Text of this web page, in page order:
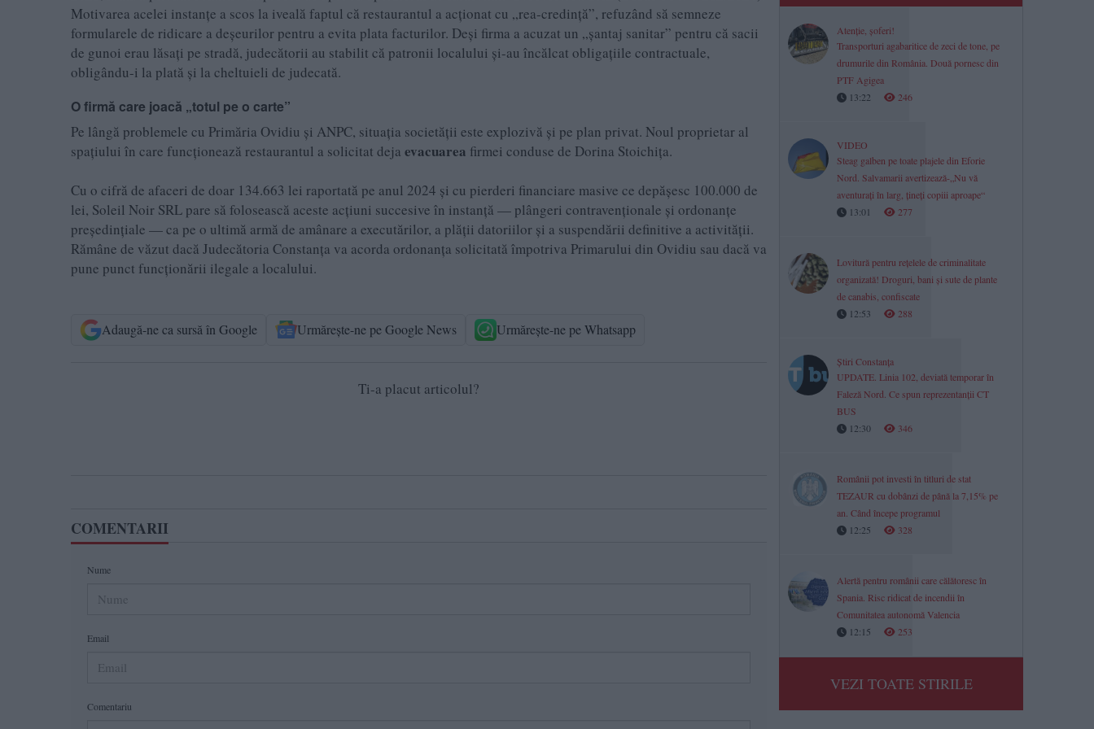
Motivarea acelei instanțe a scos la iveală faptul că restaurantul a acționat cu „rea-credință”, refuzând să semneze
formularele de ridicare a deșeurilor pentru a evita plata facturilor. Deși firma a acuzat un „șantaj sanitar” pentru că sacii
de gunoi erau lăsați pe stradă, judecătorii au stabilit că patronii localului și-au încălcat obligațiile contractuale,
obligându-i la plată și la cheltuieli de judecată.
O firmă care joacă „totul pe o carte”
Pe lângă problemele cu Primăria Ovidiu și ANPC, situația societății este explozivă și pe plan privat. Noul proprietar al
spațiului în care funcționează restaurantul a solicitat deja evacuarea firmei conduse de Dorina Stoichița.
Cu o cifră de afaceri de doar 134.663 lei raportată pe anul 2024 și cu pierderi financiare masive ce depășesc 100.000 de
lei, Soleil Noir SRL pare să folosească aceste acțiuni succesive în instanță — plângeri contravenționale și ordonanțe
președințiale — ca pe o ultimă armă de amânare a executărilor, a plății datoriilor și a suspendării definitive a activității.
Rămâne de văzut dacă Judecătoria Constanța va acorda ordonanța solicitată împotriva Primarului din Ovidiu sau dacă va
pune punct funcționării ilegale a localului.
Adaugă-ne ca sursă în Google Urmărește-ne pe Google News Urmărește-ne pe Whatsapp
Ti-a placut articolul?
COMENTARII
Nume
Email
Comentariu
Atenție, șoferi!
Transporturi agabaritice de zeci de tone, pe
drumurile din România. Două pornesc din
PTF Agigea
13:22
246
VIDEO
Steag galben pe toate plajele din Eforie
Nord. Salvamarii avertizează-„Nu vă
aventurați în larg, țineți copiii aproape“
13:01
277
Lovitură pentru rețelele de criminalitate
organizată! Droguri, bani și sute de plante
de canabis, confiscate
12:53
288
Știri Constanța
UPDATE. Linia 102, deviată temporar în
Faleză Nord. Ce spun reprezentanții CT
BUS
12:30
346
Românii pot investi în titluri de stat
TEZAUR cu dobânzi de până la 7,15% pe
an. Când începe programul
12:25
328
Alertă pentru românii care călătoresc în
Spania. Risc ridicat de incendii în
Comunitatea autonomă Valencia
12:15
253
VEZI TOATE STIRILE